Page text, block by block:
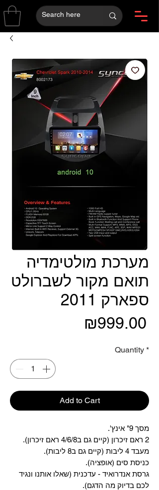
מערכת מולטימדיה
תואם מקור לשברולט
ספארק 2011
₪999.00
Quantity *
Add to Cart
מסך 9" אינץ'.
2 ראם זיכרון (קיים גם ב4/6/8 ראם זיכרון).
מעבד 4 ליבות (קיים גם ב8 ליבות).
כניסת סים (אופציה).
גרסת אנדרואיד - עדכנית (שאלו אותנו ונגיד
לכם בדיוק מה הדגם).